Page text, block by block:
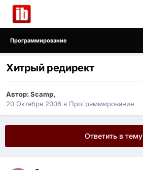
Программирование
Хитрый редирект
Автор:Scamp,
20 Октября 2006 в Программирование
Ответить в тему